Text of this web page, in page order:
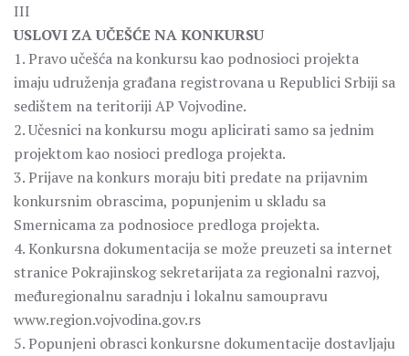
III
USLOVI ZA UČEŠĆE NA KONKURSU
1. Pravo učešća na konkursu kao podnosioci projekta
imaju udruženja građana registrovana u Republici Srbiji sa
sedištem na teritoriji AP Vojvodine.
2. Učesnici na konkursu mogu aplicirati samo sa jednim
projektom kao nosioci predloga projekta.
3. Prijave na konkurs moraju biti predate na prijavnim
konkursnim obrascima, popunjenim u skladu sa
Smernicama za podnosioce predloga projekta.
4. Konkursna dokumentacija se može preuzeti sa internet
stranice Pokrajinskog sekretarijata za regionalni razvoj,
međuregionalnu saradnju i lokalnu samoupravu
www.region.vojvodina.gov.rs
5. Popunjeni obrasci konkursne dokumentacije dostavljaju